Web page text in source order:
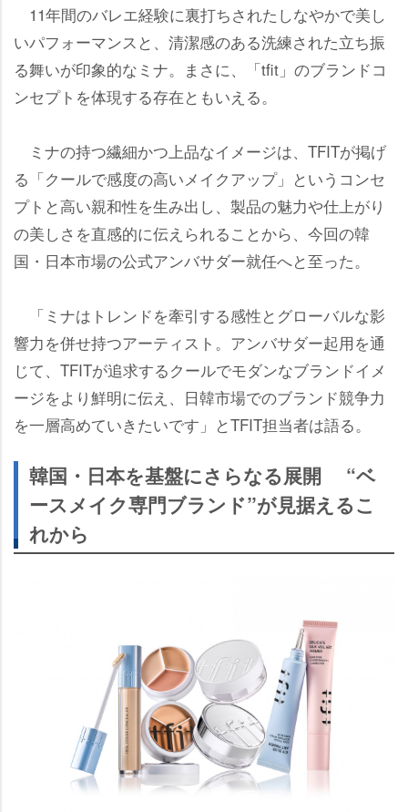
11年間のバレエ経験に裏打ちされたしなやかで美し
いパフォーマンスと、清潔感のある洗練された立ち振
る舞いが印象的なミナ。まさに、「tfit」のブランドコ
ンセプトを体現する存在ともいえる。
ミナの持つ繊細かつ上品なイメージは、TFITが掲げ
る「クールで感度の高いメイクアップ」というコンセ
プトと高い親和性を生み出し、製品の魅力や仕上がり
の美しさを直感的に伝えられることから、今回の韓
国・日本市場の公式アンバサダー就任へと至った。
「ミナはトレンドを牽引する感性とグローバルな影
響力を併せ持つアーティスト。アンバサダー起用を通
じて、TFITが追求するクールでモダンなブランドイメ
ージをより鮮明に伝え、日韓市場でのブランド競争力
を一層高めていきたいです」とTFIT担当者は語る。
韓国・日本を基盤にさらなる展開 “ベ
ースメイク専門ブランド”が見据えるこ
れから